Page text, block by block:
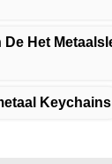
De Het
Keychains